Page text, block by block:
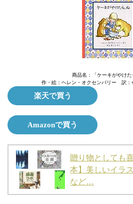
商品名：「ケーキがやけた
作・絵：ヘレン・オクセンバリー 訳
楽天で買う
Amazonで買う
贈り物としても
本】美しいイラ
など…